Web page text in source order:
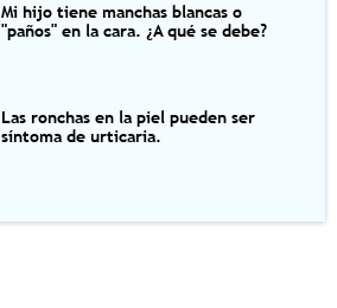
Mi hijo tiene manchas blancas o
"paños" en la cara. ¿A qué se debe?
Las ronchas en la piel pueden ser
síntoma de urticaria.